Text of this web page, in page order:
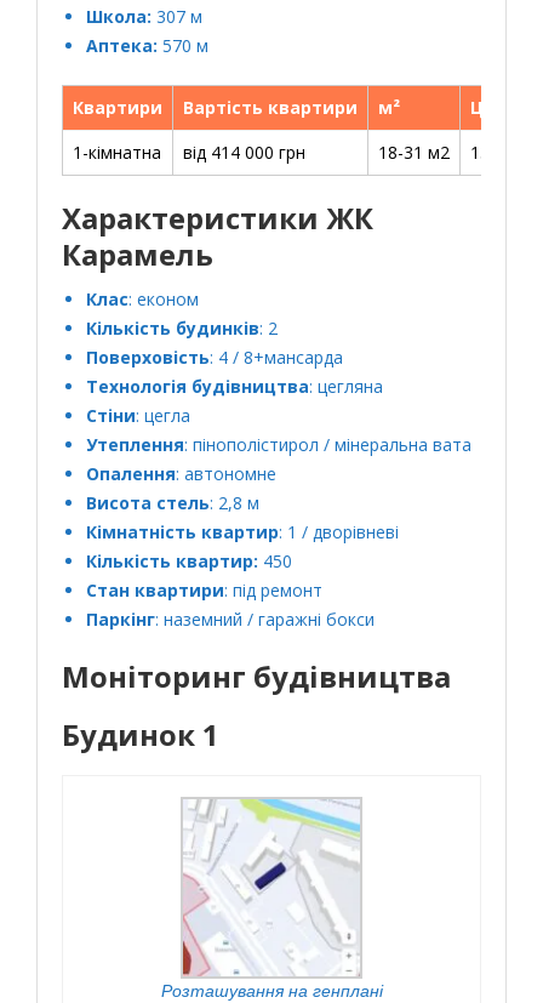
Школа: 307 м
Аптека: 570 м
Квартири Вартість квартири м²
Ціна за
1-кімнатна
від 414 000 грн 18-31 м2 13 370
Характеристики ЖК
Карамель
Клас: економ
Кількість будинків: 2
Поверховість: 4 / 8+мансарда
Технологія будівництва: цегляна
Стіни: цегла
Утеплення: пінополістирол / мінеральна вата
Опалення: автономне
Висота стель: 2,8 м
Кімнатність квартир: 1 / дворівневі
Кількість квартир: 450
Стан квартири: під ремонт
Паркінг: наземний / гаражні бокси
Моніторинг будівництва
Будинок 1
Розташування на генплані